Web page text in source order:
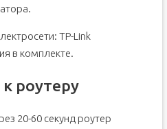
TP-Link
в комплекте.
роутеру
20-60 секунд роутер